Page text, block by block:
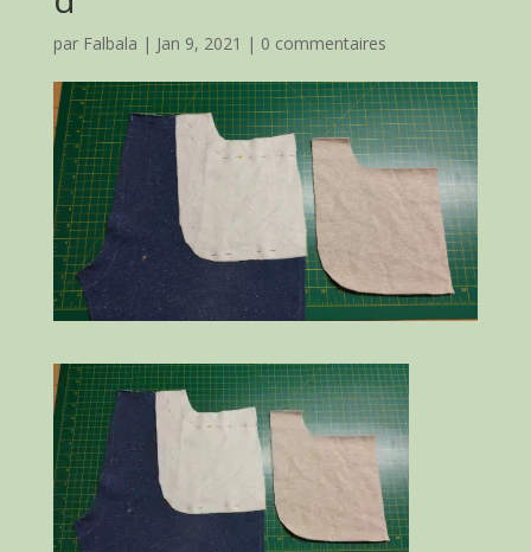
par Falbala | Jan 9, 2021 | 0 commentaires